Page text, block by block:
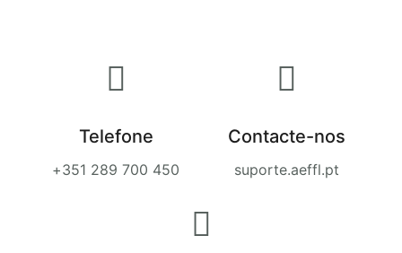
Telefone
+351 289 700 450
Contacte-nos
suporte.aeffl.pt